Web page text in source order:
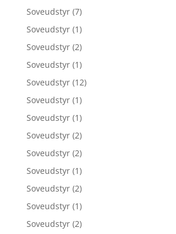
Soveudstyr (7)
Soveudstyr (1)
Soveudstyr (2)
Soveudstyr (1)
Soveudstyr (12)
Soveudstyr (1)
Soveudstyr (1)
Soveudstyr (2)
Soveudstyr (2)
Soveudstyr (1)
Soveudstyr (2)
Soveudstyr (1)
Soveudstyr (2)